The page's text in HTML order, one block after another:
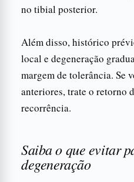
no tibial posterior.
Além disso, histórico
local e degeneração
margem de tolerância. Se
anteriores, trate o retorno
recorrência.
Saiba o que evitar
degeneração